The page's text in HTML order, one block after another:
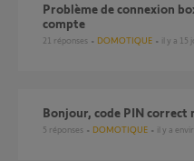
Problème de connexion box tahoma déjà rattachée a un
compte
21 réponses DOMOTIQUE il y a 15
Bonjour, code PIN correct
5 réponses DOMOTIQUE il y a